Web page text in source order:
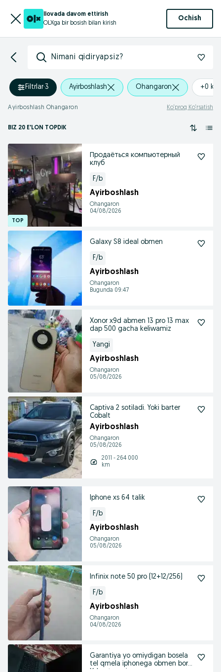
Ilovada davom ettirish
OLXga bir bosish bilan kirish
Ochish
Nimani qidiryapsiz?
Filtrlar·3 Ayirboshlash Ohangaron +0 km
Ayirboshlash Ohangaron Ko‘proq Ko‘rsatish
BIZ 20 E'LON TOPDIK
Продаёться компьютерный
клуб
F/b
Ayirboshlash
Ohangaron
04/08/2026
Galaxy S8 ideal obmen
F/b
Ayirboshlash
Ohangaron
Bugunda 09:47
Xonor x9d abmen 13 pro 13 max
dap 500 gacha keliwamiz
Yangi
Ayirboshlash
Ohangaron
05/08/2026
Captiva 2 sotiladi. Yoki barter
Cobalt
Ayirboshlash
Ohangaron
05/08/2026
2011 - 264 000
km
Iphone xs 64 talik
F/b
Ayirboshlash
Ohangaron
05/08/2026
Infinix note 50 pro (12+12/256)
F/b
Ayirboshlash
Ohangaron
04/08/2026
Garantiya yo omiydigan bosela
tel qmela iphonega obmen bor